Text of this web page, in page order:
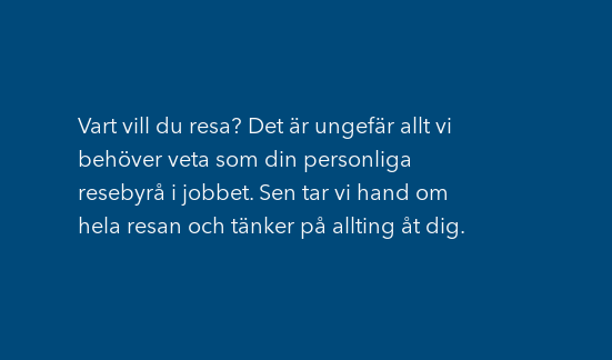
Vart vill du resa? Det är ungefär allt vi
behöver veta som din personliga
resebyrå i jobbet. Sen tar vi hand om
hela resan och tänker på allting åt dig.